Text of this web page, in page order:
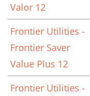
Valor 12
Frontier Utilities -
Frontier Saver
Value Plus 12
Frontier Utilities -